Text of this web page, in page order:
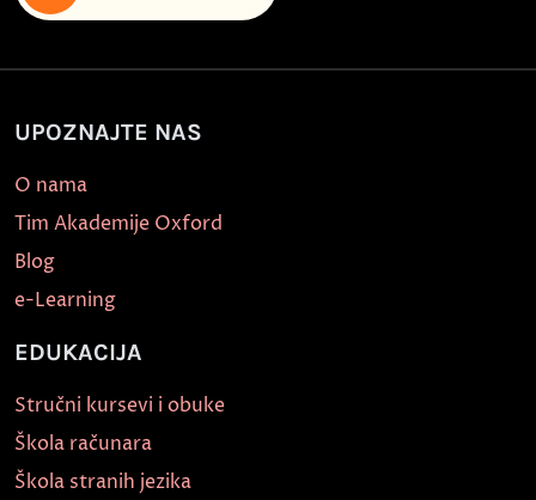
UPOZNAJTE NAS
O nama
Tim Akademije Oxford
Blog
e-Learning
EDUKACIJA
Stručni kursevi i obuke
Škola računara
Škola stranih jezika